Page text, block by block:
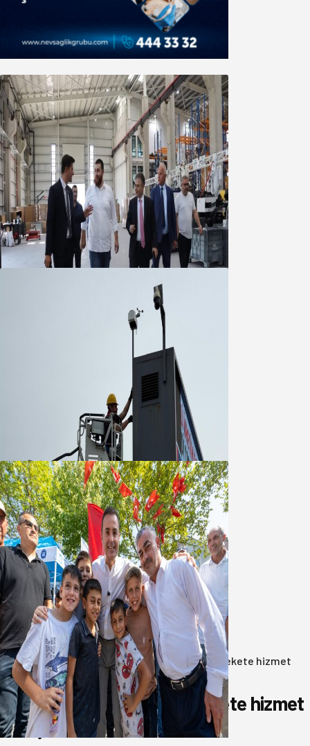
Marmara OSB Müteşebbis Heyeti
Toplantısı gerçekleştirildi
05 Ağustos 2026
Büyükşehir Çevresel İzleme Ağını
Bandırma ile Güçlendirdi
05 Ağustos 2026
Akın: Benim derdim memlekete
hizmet hemşerim!
05 Ağustos 2026
Anasayfa/Gündem /Akın: Benim derdim memlekete hizmet
hemşerim!
Akın: Benim derdim memlekete hizmet
hemşerim!